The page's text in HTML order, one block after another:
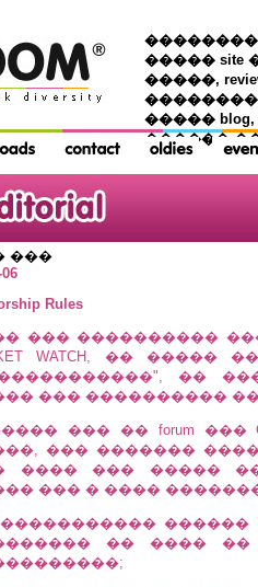
���������
����� site
�����,
����� blog,
������
���
Rules
��� ����������
WATCH, ��
��
��� ����������
��� �� forum ���
��� �������
���� ��� �����
��� � ����
�� ����